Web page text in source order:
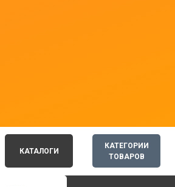
КАТЕГОРИИ
ТОВАРОВ
КАТАЛОГИ